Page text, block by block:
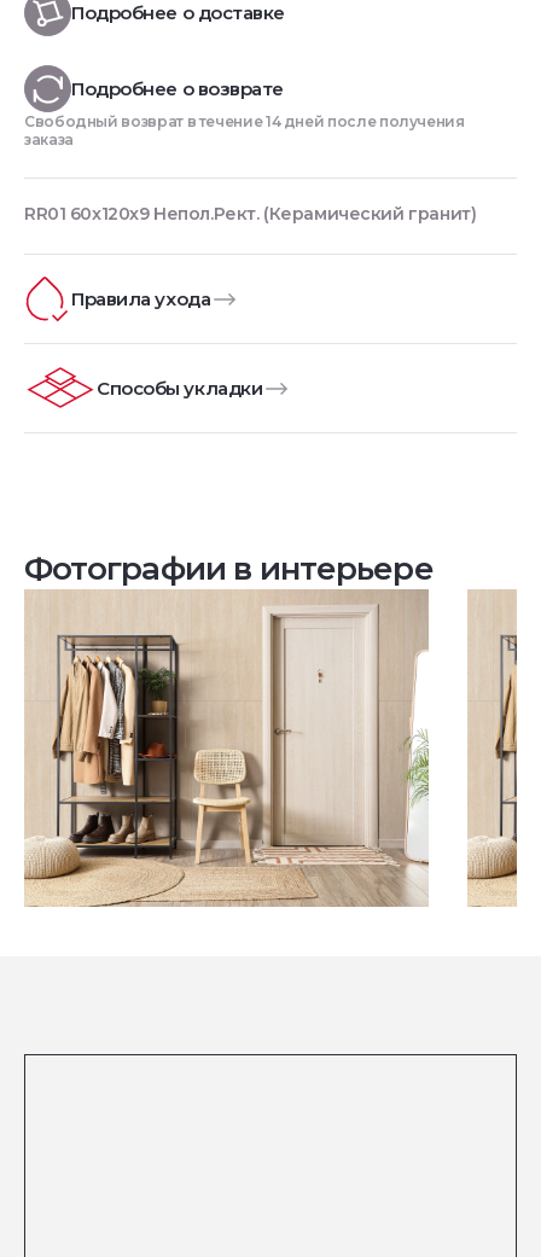
Подробнее о доставке
Подробнее о возврате
Свободный возврат в течение 14 дней после получения
заказа
RR01 60x120x9 Непол.Рект. (Керамический гранит)
Правила ухода
Способы укладки
Фотографии в интерьере
Посмотреть все проекты